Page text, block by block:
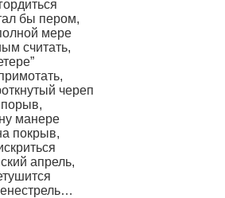
бы пером,
мере
считать,
череп
манере
покрыв,
апрель,